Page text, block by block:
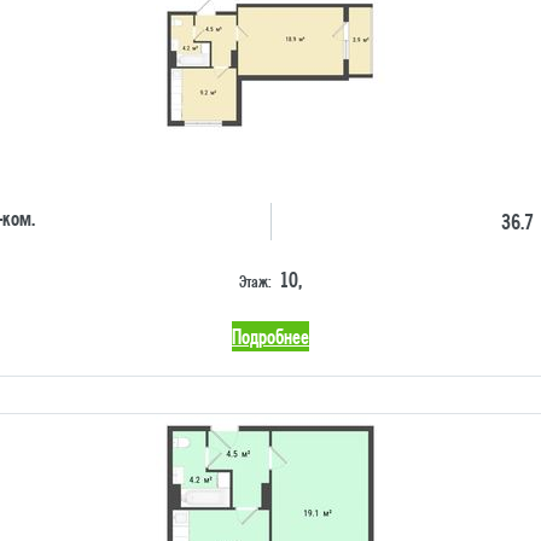
36.7
Этаж: 10,
Подробнее